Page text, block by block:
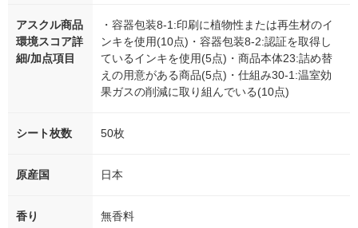
アスクル商品
環境スコア詳
細/加点項目
・容器包装8-1:印刷に植物性または再生材のイ
ンキを使用(10点)・容器包装8-2:認証を取得し
ているインキを使用(5点)・商品本体23:詰め替
えの用意がある商品(5点)・仕組み30-1:温室効
果ガスの削減に取り組んでいる(10点)
シート枚数 50枚
原産国 日本
香り 無香料